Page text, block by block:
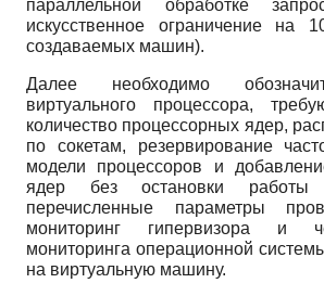
параллельной обработке
искусственное ограничение на
создаваемых машин).
Далее необходимо
виртуального процессора,
количество процессорных ядер,
по сокетам, резервирование
модели процессоров и
ядер без остановки
перечисленные параметры
мониторинг гипервизора и
мониторинга операционной
на виртуальную машину.